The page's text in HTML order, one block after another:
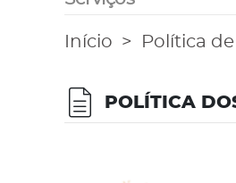
Início Política de
POLÍTICA